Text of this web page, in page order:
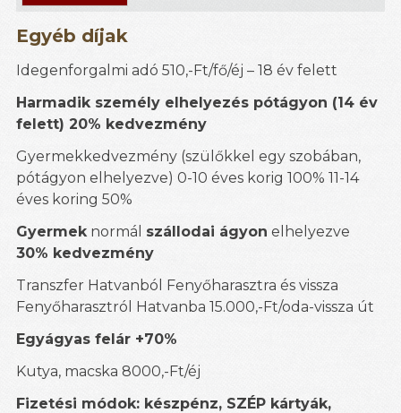
Egyéb díjak
Idegenforgalmi adó 510,-Ft/fő/éj – 18 év felett
Harmadik személy elhelyezés pótágyon (14 év
felett) 20% kedvezmény
Gyermekkedvezmény (szülőkkel egy szobában,
pótágyon elhelyezve) 0-10 éves korig 100% 11-14
éves koring 50%
Gyermeknormál szállodai ágyon elhelyezve
30% kedvezmény
Transzfer Hatvanból Fenyőharasztra és vissza
Fenyőharasztról Hatvanba 15.000,-Ft/oda-vissza út
Egyágyas felár +70%
Kutya, macska 8000,-Ft/éj
Fizetési módok: készpénz, SZÉP kártyák,